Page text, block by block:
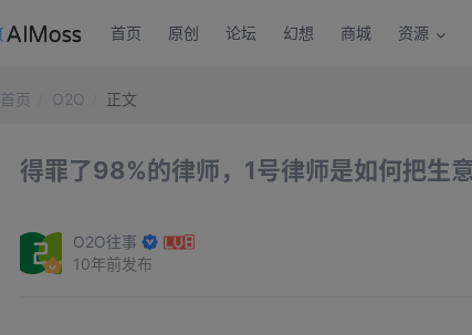
首页 原创 论坛 幻想 商城 资源
首页 O2O 正文
得罪了98%的律师，1号律师是如何把生
O2O往事
10年前发布